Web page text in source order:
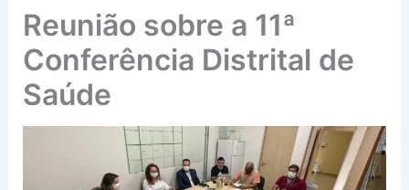
Reunião sobre a 11ª
Conferência Distrital de
Saúde